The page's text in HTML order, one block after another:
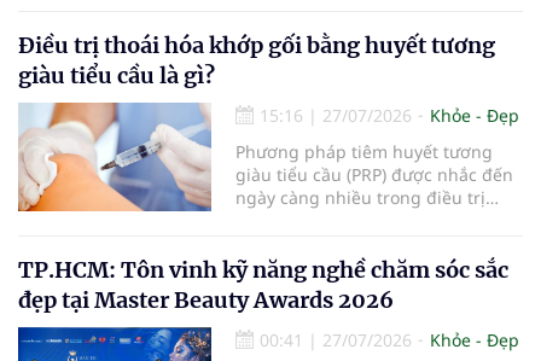
mũi và có thể hồi phục sau khoảng
5-7 ngày. Tuy nhiên, vẫn có một tỷ
chí tử vong do các biến chứng của
Điều trị thoái hóa khớp gối bằng huyết tương
giàu tiểu cầu là gì?
15:16 | 27/07/2026
Khỏe - Đẹp
Phương pháp tiêm huyết tương
giàu tiểu cầu (PRP) được nhắc đến
ngày càng nhiều trong điều trị
chậm tiến triển bệnh. Vậy PRP hoạt
động theo cơ chế nào, mang lại
hiệu quả ra sao và những ai sẽ
phù hợp với phương pháp này?
TP.HCM: Tôn vinh kỹ năng nghề chăm sóc sắc
đẹp tại Master Beauty Awards 2026
00:41 | 27/07/2026
Khỏe - Đẹp